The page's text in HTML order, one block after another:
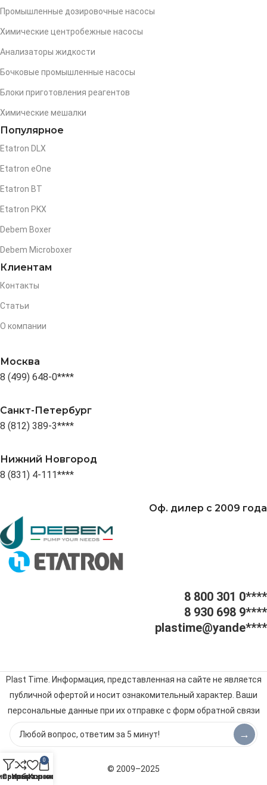
Промышленные дозировочные насосы
Химические центробежные насосы
Анализаторы жидкости
Бочковые промышленные насосы
Блоки приготовления реагентов
Химические мешалки
Популярное
Etatron DLX
Etatron eOne
Etatron BT
Etatron PKX
Debem Boxer
Debem Microboxer
Клиентам
Контакты
Статьи
О компании
Москва
8 (499) 648-0****
Санкт-Петербург
8 (812) 389-3****
Нижний Новгород
8 (831) 4-111****
Оф. дилер с 2009 года
8 800 301 0****
8 930 698 9****
plastime@yande****
Plast Time. Информация, представленная на сайте не является
публичной офертой и носит ознакомительный характер. Ваши
персональные данные при их отправке с форм обратной связи
политикой
конфиденциальности
© 2009–2025
→
Сравнить
Избранное
0
Корзина